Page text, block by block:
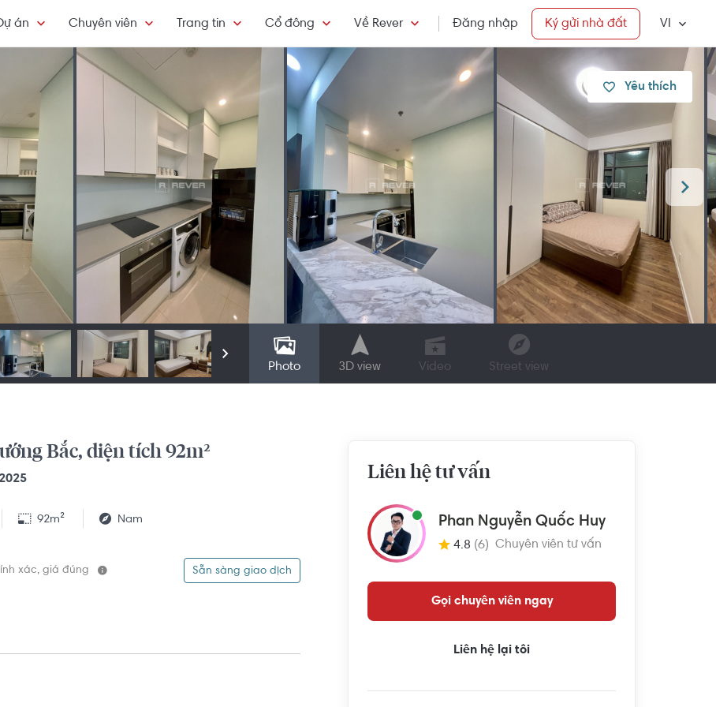
án Chuyên viên Trang tin Cổ đông Về Rever Đăng nhập Ký gửi nhà đất VI
Yêu thích
Photo 3D view Video Street view
Bắc, diện tích 92m²
92m² Nam
xác, giá đúng Sẵn sàng giao dịch
Liên hệ tư vấn
Phan Nguyễn Quốc Huy
4.8 (6) Chuyên viên tư vấn
Gọi chuyên viên ngay
Liên hệ lại tôi